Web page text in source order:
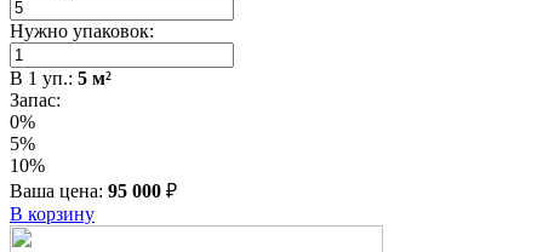
Нужно упаковок:
В 1 уп.: 5 м²
Запас:
0%
5%
10%
Ваша цена: 95 000 ₽
В корзину